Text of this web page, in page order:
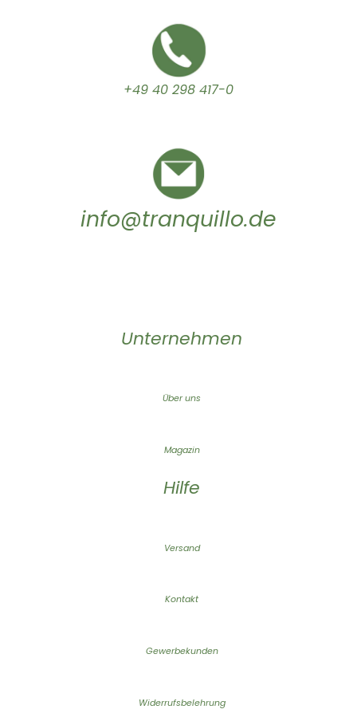
+49 40 298 417-0
info@tranquillo.de
Unternehmen
Über uns
Magazin
Hilfe
Versand
Kontakt
Gewerbekunden
Widerrufsbelehrung